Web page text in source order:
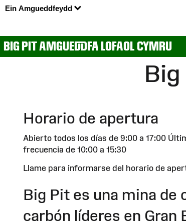
Ein Amgueddfeydd
BIG PIT AMGUEDDFA LOFAOL CYMRU
Horario de apertura
Abierto todos los días de 9:00 a 17:00
frecuencia de 10:00 a 15:30
Llame para informarse del horario de
Big Pit es una mina de
carbón líderes en Gran